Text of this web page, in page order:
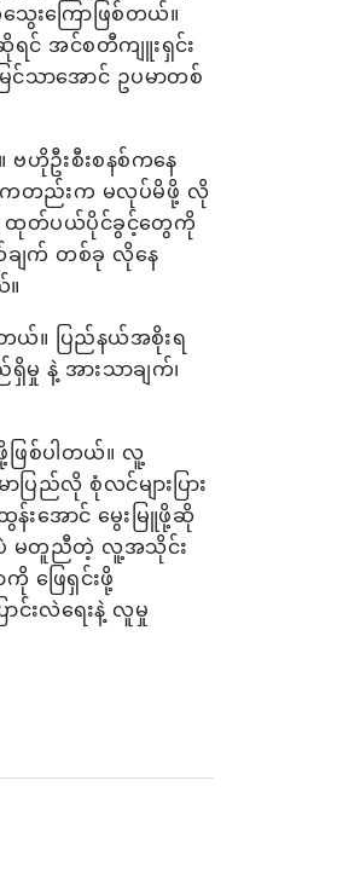
းကြောဖြစ်တယ်။
င် အင်စတီကျူးရှင်း
င်သာအောင် ဥပမာတစ်
ဗဟိုဦးစီးစနစ်ကနေ
အစကတည်းက မလုပ်မိဖို့ လို
နဲ့ ထုတ်ပယ်ပိုင်ခွင့်တွေကို
ချက် တစ်ခု လိုနေ
။
ယ်။ ပြည်နယ်အစိုးရ
နဲ့ အားသာချက်၊
ဖြစ်ပါတယ်။ လူ့
ြည်လို စုံလင်များပြား
းအောင် မွေးမြူဖို့ဆို
ပဲ မတူညီတဲ့ လူ့အသိုင်း
ဖြေရှင်းဖို့
င်းလဲရေးနဲ့ လူမှု